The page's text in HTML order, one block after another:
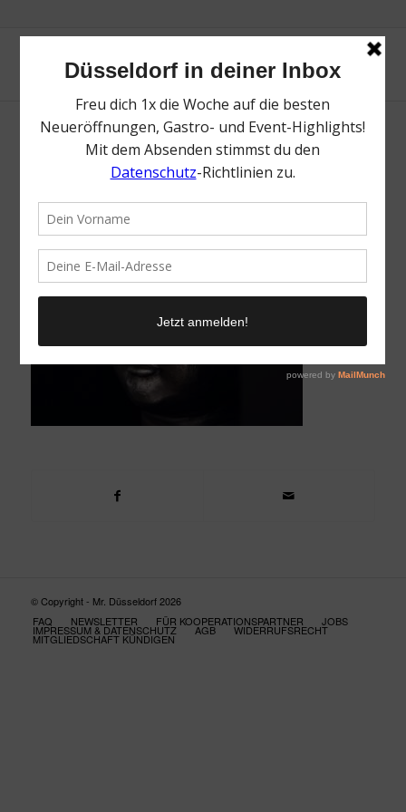
Kinpoint | Mr. Düsseldorf
24. September 2020 /
© Copyright - Mr. Düsseldorf 2026
FAQ
NEWSLETTER FÜR KOOPERATIONSPARTNER JOBS
IMPRESSUM & DATENSCHUTZ AGB WIDERRUFSRECHT
MITGLIEDSCHAFT KÜNDIGEN